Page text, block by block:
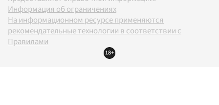
Информация об ограничениях
На информационном ресурсе применяются
рекомендательные технологии в соответствии с
Правилами
18+